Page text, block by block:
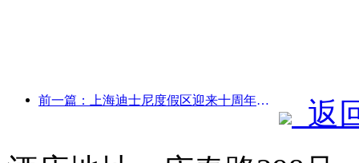
前一篇：上海迪士尼度假区迎来十周年，累计接待游客超1亿人次
返